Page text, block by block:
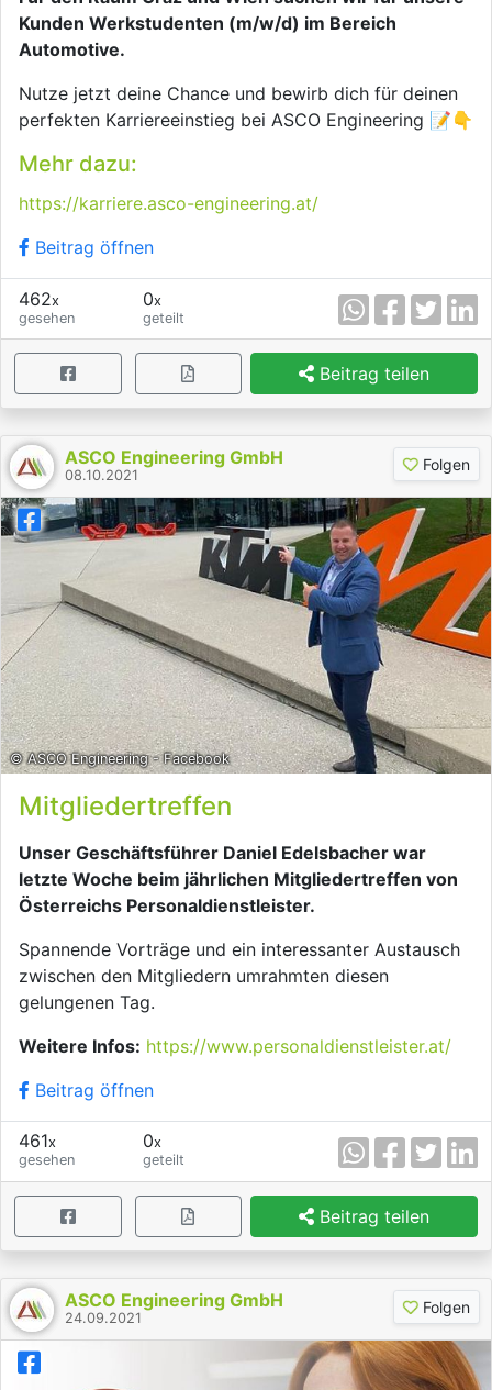
Kunden Werkstudenten (m/w/d) im Bereich
Automotive.
Nutze jetzt deine Chance und bewirb dich für deinen
perfekten Karriereeinstieg bei ASCO Engineering 📝👇
Mehr dazu:
https://karriere.asco-engineering.at/
Beitrag öffnen
462x
gesehen
0x
geteilt
Beitrag teilen
ASCO Engineering GmbH
08.10.2021
Folgen
© ASCO Engineering - Facebook
Mitgliedertreffen
Unser Geschäftsführer Daniel Edelsbacher war
letzte Woche beim jährlichen Mitgliedertreffen von
Österreichs Personaldienstleister.
Spannende Vorträge und ein interessanter Austausch
zwischen den Mitgliedern umrahmten diesen
gelungenen Tag.
Weitere Infos: https://www.personaldienstleister.at/
Beitrag öffnen
461x
gesehen
0x
geteilt
Beitrag teilen
ASCO Engineering GmbH
24.09.2021
Folgen